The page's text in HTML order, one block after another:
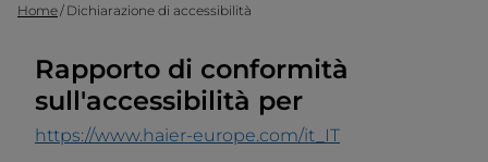
Home Dichiarazione di accessibilità
Rapporto di conformità
sull'accessibilità per
https://www.haier-europe.com/it_IT